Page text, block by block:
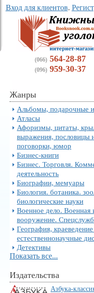
Вход для клиентов.
(066) 564-28-87
(096) 959-30-37
Жанры
Альбомы, подарочные
Атласы
Афоризмы, цитаты,
выражения, пословицы
поговорки, юмор
Бизнес-книги
Бизнес. Торговля.
деятельность
Биографии, мемуары
Биология. ботаника.
биологические науки
Военное дело. Военная
вооружение.
География,
естественнонаучные
Детективы
Показать все...
Издательства
Азбука-